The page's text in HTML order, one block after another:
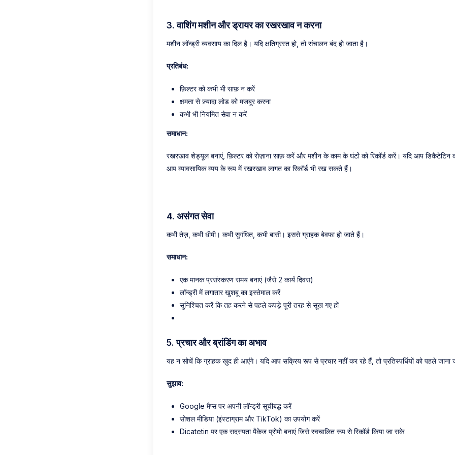
3.वाशिंग मशीन और ड्रायर का रखरखाव न करना
मशीन लॉन्ड्री व्यवसाय का दिल है। यदि क्षतिग्रस्त हो, तो संचालन बंद हो जाता है।
प्रतिबंध:
फ़िल्टर को कभी भी साफ़ न करें
क्षमता से ज़्यादा लोड को मजबूर करना
कभी भी नियमित सेवा न करें
समाधान:
रखरखाव शेड्यूल बनाएं, फ़िल्टर को रोज़ाना साफ़ करें और मशीन के काम के घंटों को रिकॉर्ड करें। यदि आप डिकैटेटिन
आप व्यावसायिक व्यय के रूप में रखरखाव लागत का रिकॉर्ड भी रख सकते हैं।
4. असंगत सेवा
कभी तेज़, कभी धीमी। कभी सुगंधित, कभी बासी। इससे ग्राहक बेवफा हो जाते हैं।
समाधान:
एक मानक प्रसंस्करण समय बनाएं (जैसे 2 कार्य दिवस)
लॉन्ड्री में लगातार खुशबू का इस्तेमाल करें
सुनिश्चित करें कि तह करने से पहले कपड़े पूरी तरह से सूख गए हों
5.प्रचार और ब्रांडिंग का अभाव
यह न सोचें कि ग्राहक खुद ही आएंगे। यदि आप सक्रिय रूप से प्रचार नहीं कर रहे हैं, तो प्रतिस्पर्धियों को पहले जाना
सुझाव:
Google मैप्स पर अपनी लॉन्ड्री सूचीबद्ध करें
सोशल मीडिया (इंस्टाग्राम और TikTok) का उपयोग करें
Dicatetin पर एक सदस्यता पैकेज प्रोमो बनाएं जिसे स्वचालित रूप से रिकॉर्ड किया जा सके